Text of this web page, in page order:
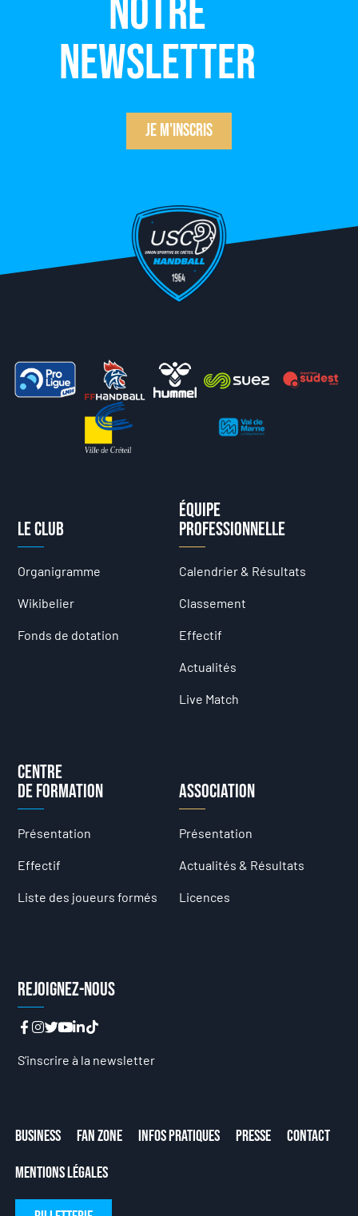
notre
newsletter
Je m'inscris
Le club
Organigramme
Wikibelier
Fonds de dotation
Équipe
professionnelle
Calendrier & Résultats
Classement
Effectif
Actualités
Live Match
Centre
de formation
Présentation
Effectif
Liste des joueurs formés
Association
Présentation
Actualités & Résultats
Licences
Rejoignez-nous
S’inscrire à la newsletter
Business Fan Zone Infos Pratiques Presse
Contact
Mentions Légales